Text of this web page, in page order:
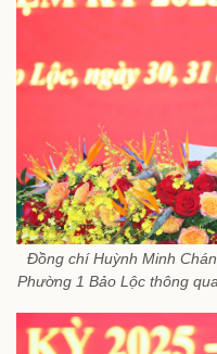
Đồng chí Huỳnh Minh
Phường 1 Bảo Lộc thông